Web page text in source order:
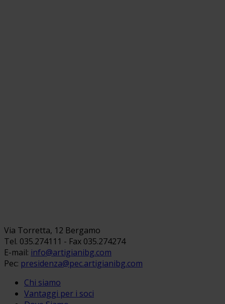
Via Torretta, 12 Bergamo
Tel. 035.274111 - Fax 035.274274
E-mail: info@artigianibg.com
Pec: presidenza@pec.artigianibg.com
Chi siamo
Vantaggi per i soci